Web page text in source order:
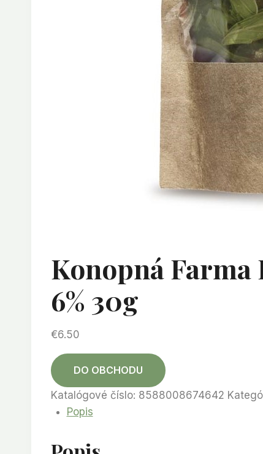
Konopná Farma
6% 30g
€6.50
DO OBCHODU
Katalógové číslo: 8588008674642
Popis